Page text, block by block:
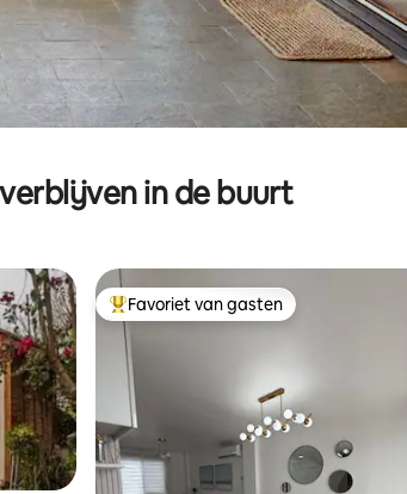
in de buurt
Topfavoriet van gasten
Favoriet van gasten